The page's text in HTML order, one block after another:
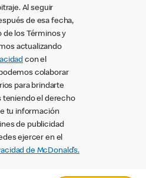
Al seguir
de esa fecha,
de los Términos y
actualizando
con el
colaborar
para brindarte
teniendo el derecho
tu información
de publicidad
ejercer en el
de McDonald’s.